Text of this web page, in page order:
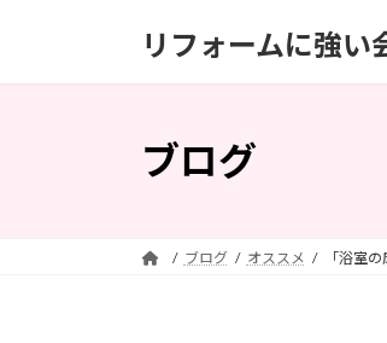
リフォームに強い
ブログ
ブログ オススメ 「浴室